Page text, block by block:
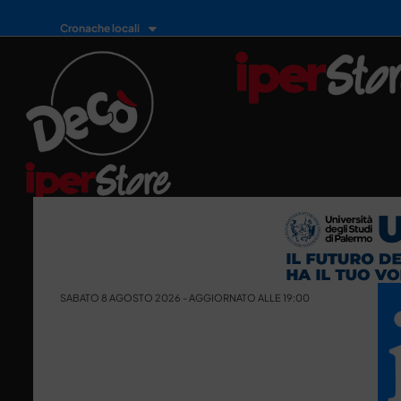
Cronache locali
SABATO 8 AGOSTO 2026 - AGGIORNATO ALLE 19:00